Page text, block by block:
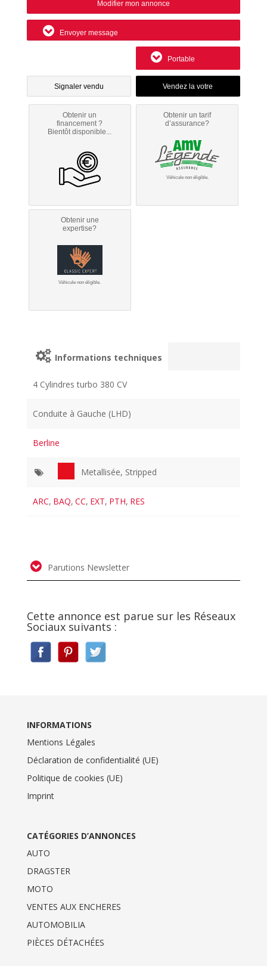
Modifier mon annonce
Envoyer message
Portable
Signaler vendu
Obtenir un
financement ?
Bientôt disponible...
Obtenir un tarif
d’assurance?
Véhicule non éligible.
Obtenir une
expertise?
Véhicule non éligible.
Informations techniques
4 Cylindres turbo 380 CV
Conduite à Gauche (LHD)
Berline
Metallisée, Stripped
ARC, BAQ, CC, EXT, PTH, RES
Parutions Newsletter
Cette annonce est parue sur les Réseaux
Sociaux suivants :
INFORMATIONS
Mentions Légales
Déclaration de confidentialité (UE)
Politique de cookies (UE)
Imprint
CATÉGORIES D’ANNONCES
AUTO
DRAGSTER
MOTO
VENTES AUX ENCHERES
AUTOMOBILIA
PIÈCES DÉTACHÉES